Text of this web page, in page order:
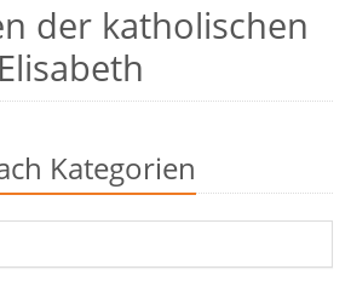
der katholischen
Kategorien